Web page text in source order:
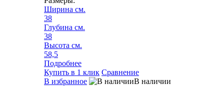
Ширина см.
38
Глубина см.
38
Высота см.
58,5
Подробнее
Купить в 1 клик Сравнение
В избранное
В наличии